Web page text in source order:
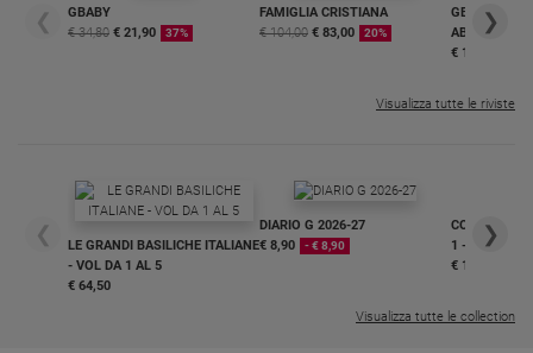
❮
GBABY
€ 34,80 € 21,90 37%
FAMIGLIA CRISTIANA
€ 104,00 € 83,00 20%
GBABY
€ 16,99
❯
Visualizza tutte le riviste
❮
LE GRANDI BASILICHE ITALIANE
- VOL DA 1 AL 5
€ 64,50
DIARIO G 2026-27
€ 8,90
- € 8,90
COLLANA
1 - 2
€ 18,50
❯
Visualizza tutte le collection